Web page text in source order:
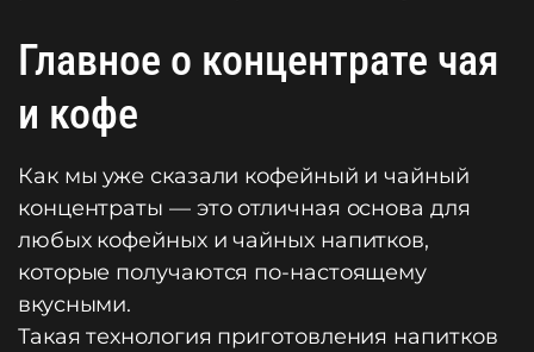
Главное о концентрате чая
и кофе
Как мы уже сказали кофейный и чайный
концентраты — это отличная основа для
любых кофейных и чайных напитков,
которые получаются по-настоящему
вкусными.
Такая технология приготовления напитков